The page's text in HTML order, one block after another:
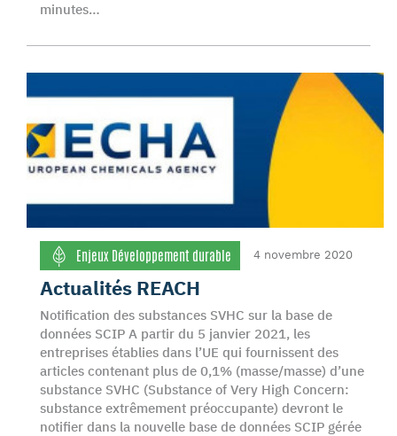
minutes…
Enjeux Développement durable 4 novembre 2020
Actualités REACH
Notification des substances SVHC sur la base de
données SCIP A partir du 5 janvier 2021, les
entreprises établies dans l’UE qui fournissent des
articles contenant plus de 0,1% (masse/masse) d’une
substance SVHC (Substance of Very High Concern:
substance extrêmement préoccupante) devront le
notifier dans la nouvelle base de données SCIP gérée